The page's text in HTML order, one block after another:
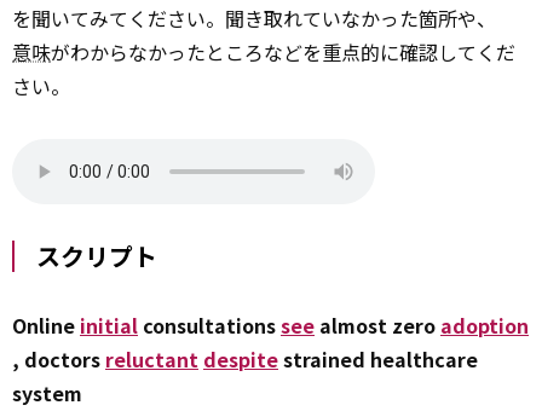
を聞いてみてください。聞き取れていなかった箇所や、
意味がわからなかったところなどを重点的に確認してくだ
さい。
スクリプト
Online initial consultationssee almost zero adoption
, doctors reluctant despitestrained healthcare
system